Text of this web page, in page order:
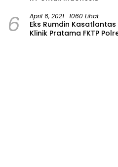
6 April 6, 2021 1060 Lihat
Eks Rumdin
Klinik Pratama FKTP